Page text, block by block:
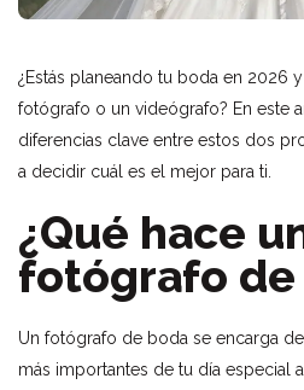
¿Estás planeando tu boda en 2026
fotógrafo o un videógrafo? En este
diferencias clave entre estos dos
a decidir cuál es el mejor para ti.
¿Qué hace
fotógrafo de
Un fotógrafo de boda se encarga
más importantes de tu día especial